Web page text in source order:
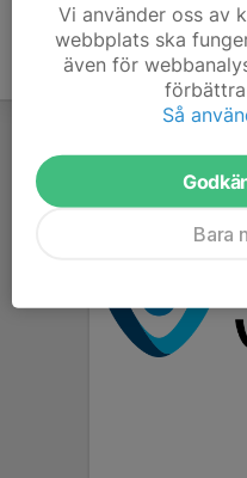
Vi använder oss av
webbplats ska
även för
Så
Bara